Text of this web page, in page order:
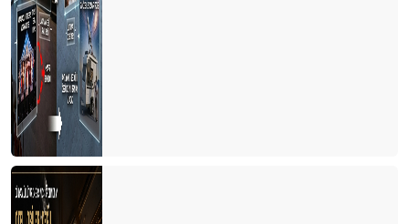
BUTİK OTELCİLİĞİN VAZGEÇİLEMEZ ÇEKİCİLİĞİ
SANA SÖZ YİNE BAHARLAR GELECEK
KIŞ GÜNEŞİ
HEPSİNDEN BİRAZ
ANTALYA DA COSMOS THEATRE VAR
AKTOB BAŞKANININ SEYİR DEFTERİ